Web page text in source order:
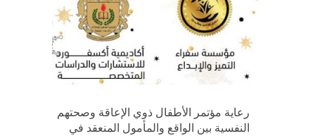
رعاية مؤتمر الأطفال ذوي الإعاقة وصحتهم
النفسية بين الواقع والمأمول المنعقد في